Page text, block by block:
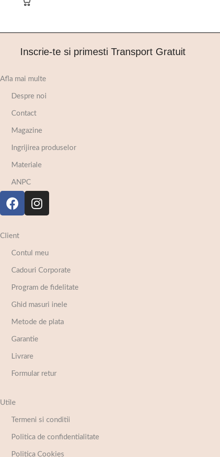
Inscrie-te si primesti Transport Gratuit
Afla mai multe
Despre noi
Contact
Magazine
Ingrijirea produselor
Materiale
ANPC
Client
Contul meu
Cadouri Corporate
Program de fidelitate
Ghid masuri inele
Metode de plata
Garantie
Livrare
Formular retur
Utile
Termeni si conditii
Politica de confidentialitate
Politica Cookies